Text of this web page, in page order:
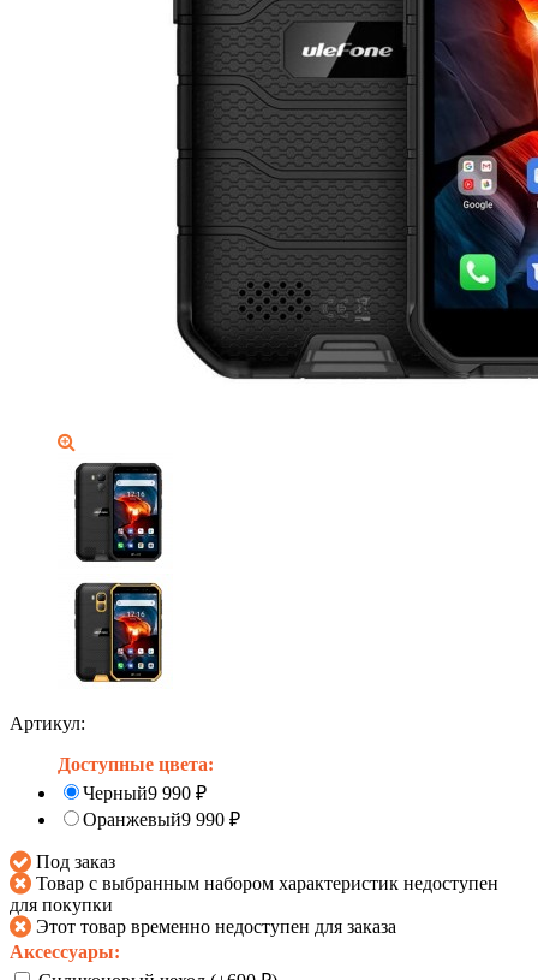
Артикул:
Доступные цвета:
Черный9 990 ₽
Оранжевый9 990 ₽
Под заказ
Товар с выбранным набором характеристик недоступен
для покупки
Этот товар временно недоступен для заказа
Аксессуары: